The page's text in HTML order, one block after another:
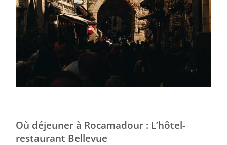
Où déjeuner à Rocamadour : L’hôtel-
restaurant Bellevue